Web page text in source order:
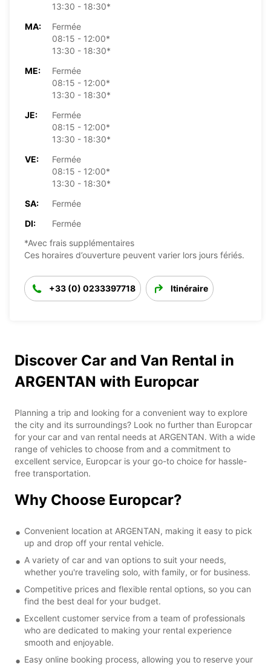
13:30 - 18:30*
MA:
Fermée
08:15 - 12:00*
13:30 - 18:30*
ME:
Fermée
08:15 - 12:00*
13:30 - 18:30*
JE:
Fermée
08:15 - 12:00*
13:30 - 18:30*
VE:
Fermée
08:15 - 12:00*
13:30 - 18:30*
SA:
Fermée
DI:
Fermée
*Avec frais supplémentaires
Ces horaires d’ouverture peuvent varier lors jours fériés.
+33 (0) 0233397718 Itinéraire
Discover Car and Van Rental in
ARGENTAN with Europcar
Planning a trip and looking for a convenient way to explore
the city and its surroundings? Look no further than Europcar
for your car and van rental needs at ARGENTAN. With a wide
range of vehicles to choose from and a commitment to
excellent service, Europcar is your go-to choice for hassle-
free transportation.
Why Choose Europcar?
Convenient location at ARGENTAN, making it easy to pick
up and drop off your rental vehicle.
A variety of car and van options to suit your needs,
whether you're traveling solo, with family, or for business.
Competitive prices and flexible rental options, so you can
find the best deal for your budget.
Excellent customer service from a team of professionals
who are dedicated to making your rental experience
smooth and enjoyable.
Easy online booking process, allowing you to reserve your